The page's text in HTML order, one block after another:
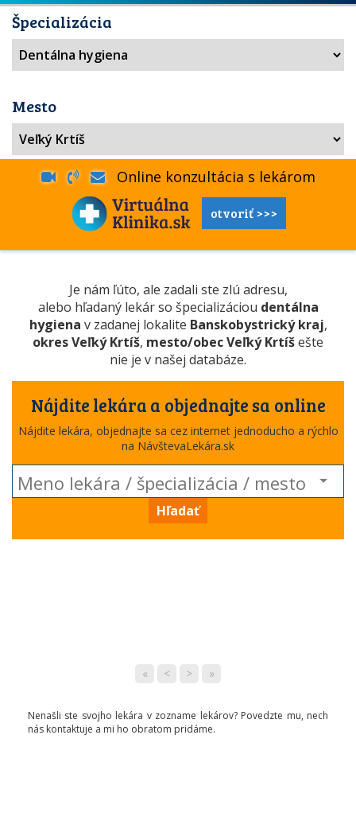
Špecializácia
Mesto
Online konzultácia s lekárom
otvoriť >>>
Je nám ľúto, ale zadali ste zlú adresu,
alebo hľadaný lekár so špecializáciou dentálna
hygiena v zadanej lokalite Banskobystrický kraj,
okres Veľký Krtíš, mesto/obec Veľký Krtíšešte
nie je v našej databáze.
Nájdite lekára a objednajte sa online
Nájdite lekára, objednajte sa cez internet jednoducho a rýchlo
na NávštevaLekára.sk
Hľadať
« < > »
Nenašli ste svojho lekára v zozname lekárov? Povedzte mu, nech
nás kontaktuje a mi ho obratom pridáme.